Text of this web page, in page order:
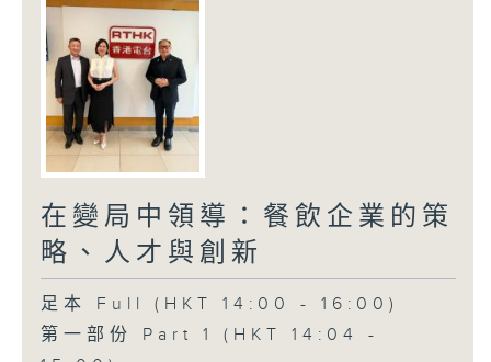
在變局中領導：餐飲企業的策
略、人才與創新
足本 Full (HKT 14:00 - 16:00)
第一部份 Part 1 (HKT 14:04 -